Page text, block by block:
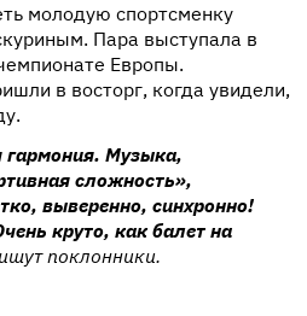
молодую спортсменку
Пара выступала в
Европы.
в восторг, когда увидели,
Музыка,
сложность»,
выверенно, синхронно!
круто, как балет на
поклонники.